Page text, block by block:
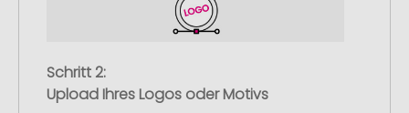
Schritt 2:
Upload Ihres Logos oder Motivs